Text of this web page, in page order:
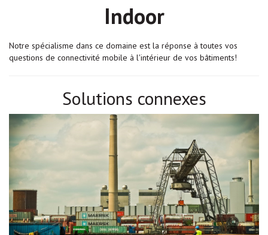
Indoor
Notre spécialisme dans ce domaine est la réponse à toutes vos
questions de connectivité mobile à l'intérieur de vos bâtiments!
Solutions connexes